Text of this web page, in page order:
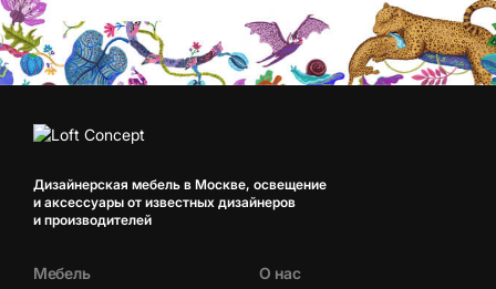
Дизайнерская мебель в Москве, освещение
и аксессуары от известных дизайнеров
и производителей
Мебель
О нас